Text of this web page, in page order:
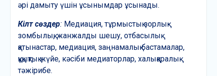
әрі дамыту үшін ұсынымдар ұсынады.
Кілт сөздер:Медиация, тұрмыстық зорлық-
зомбылық, жанжалды шешу, отбасылық
қатынастар, медиация, заңнамалық бастамалар,
құқықтық жүйе, кәсіби медиаторлар, халықаралық
тәжірибе.